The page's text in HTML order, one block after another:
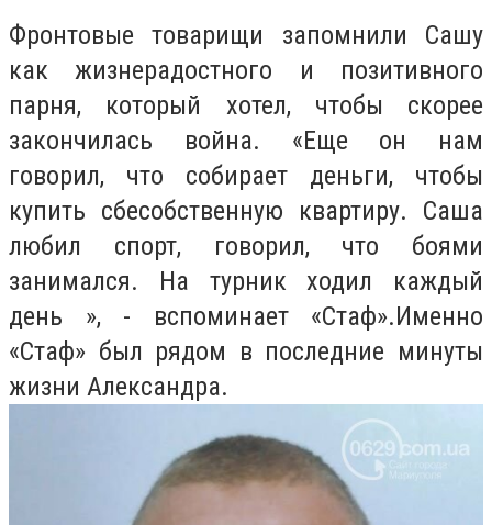
Фронтовые товарищи запомнили Сашу
как жизнерадостного и позитивного
парня, который хотел, чтобы скорее
закончилась война. «Еще он нам
говорил, что собирает деньги, чтобы
купить сбесобственную квартиру. Саша
любил спорт, говорил, что боями
занимался. На турник ходил каждый
день », - вспоминает «Стаф».Именно
«Стаф» был рядом в последние минуты
жизни Александра.